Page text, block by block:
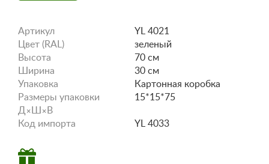
Артикул
YL 4021
Цвет (RAL)
зеленый
Высота
70 см
Ширина
30 см
Упаковка
Картонная коробка
Размеры упаковки
Д×Ш×В
15*15*75
Код импорта YL 4033